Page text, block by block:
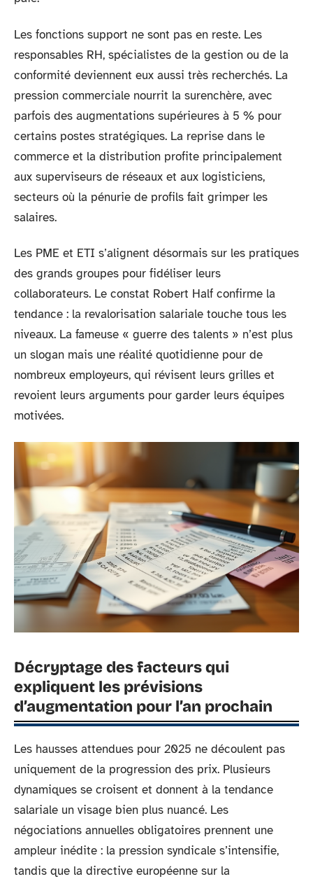
Les fonctions support ne sont pas en reste. Les
responsables RH, spécialistes de la gestion ou de la
conformité deviennent eux aussi très recherchés. La
pression commerciale nourrit la surenchère, avec
parfois des augmentations supérieures à 5 % pour
certains postes stratégiques. La reprise dans le
commerce et la distribution profite principalement
aux superviseurs de réseaux et aux logisticiens,
secteurs où la pénurie de profils fait grimper les
salaires.
Les PME et ETI s’alignent désormais sur les pratiques
des grands groupes pour fidéliser leurs
collaborateurs. Le constat Robert Half confirme la
tendance : la revalorisation salariale touche tous les
niveaux. La fameuse « guerre des talents » n’est plus
un slogan mais une réalité quotidienne pour de
nombreux employeurs, qui révisent leurs grilles et
revoient leurs arguments pour garder leurs équipes
motivées.
Décryptage des facteurs qui
expliquent les prévisions
d’augmentation pour l’an prochain
Les hausses attendues pour 2025 ne découlent pas
uniquement de la progression des prix. Plusieurs
dynamiques se croisent et donnent à la tendance
salariale un visage bien plus nuancé. Les
négociations annuelles obligatoires prennent une
ampleur inédite : la pression syndicale s’intensifie,
tandis que la directive européenne sur la